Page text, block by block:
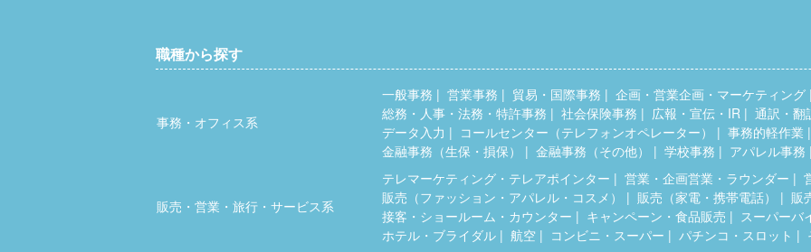
職種から探す
事務・オフィス系
一般事務 営業事務 貿易・国際事務
企画・営業企画・マーケティング
総務・人事・法務・特許事務
社会保険事務 広報・宣伝・IR
通訳・翻
データ入力
コールセンター（テレフォンオペレーター）
事務的軽作業
金融事務（生保・損保）
金融事務（その他） 学校事務 アパレル事務
販売・営業・旅行・サービス系
テレマーケティング・テレアポインター 営業・企画営業・ラウンダー
販売（ファッション・アパレル・コスメ）
販売（家電・携帯電話）
販
接客・ショールーム・カウンター
キャンペーン・食品販売
スーパーバ
ホテル・ブライダル
航空 コンビニ・スーパー パチンコ・スロット